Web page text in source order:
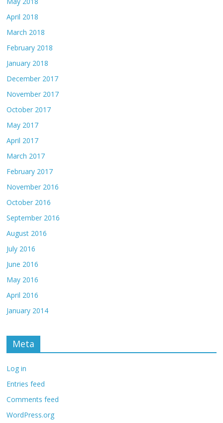
April 2018
March 2018
February 2018
January 2018
December 2017
November 2017
October 2017
May 2017
April 2017
March 2017
February 2017
November 2016
October 2016
September 2016
August 2016
July 2016
June 2016
May 2016
April 2016
January 2014
Meta
Log in
Entries feed
Comments feed
WordPress.org